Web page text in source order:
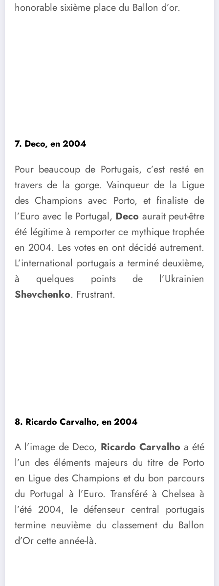
honorable sixième place du Ballon d’or.
7. Deco, en 2004
Pour beaucoup de Portugais, c’est resté en
travers de la gorge. Vainqueur de la Ligue
des Champions avec Porto, et finaliste de
l’Euro avec le Portugal, Deco aurait peut-être
été légitime à remporter ce mythique trophée
en 2004. Les votes en ont décidé autrement.
L’international portugais a terminé deuxième,
à quelques points de l’Ukrainien
Shevchenko. Frustrant.
8. Ricardo Carvalho, en 2004
A l’image de Deco, Ricardo Carvalho a été
l’un des éléments majeurs du titre de Porto
en Ligue des Champions et du bon parcours
du Portugal à l’Euro. Transféré à Chelsea à
l’été 2004, le défenseur central portugais
termine neuvième du classement du Ballon
d’Or cette année-là.